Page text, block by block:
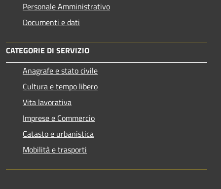
Personale Amministrativo
Documenti e dati
CATEGORIE DI SERVIZIO
Anagrafe e stato civile
Cultura e tempo libero
Vita lavorativa
Imprese e Commercio
Catasto e urbanistica
Mobilità e trasporti